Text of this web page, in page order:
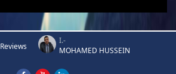
Reviews
I.-
MOHAMED HUSSEIN